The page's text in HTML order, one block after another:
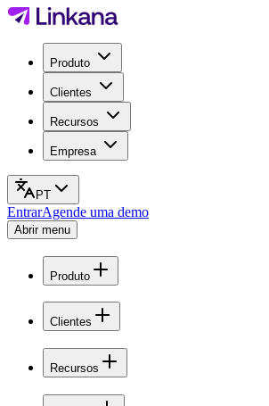
Produto
Clientes
Recursos
Empresa
PT
EntrarAgende uma demo
Abrir menu
Produto
Clientes
Recursos